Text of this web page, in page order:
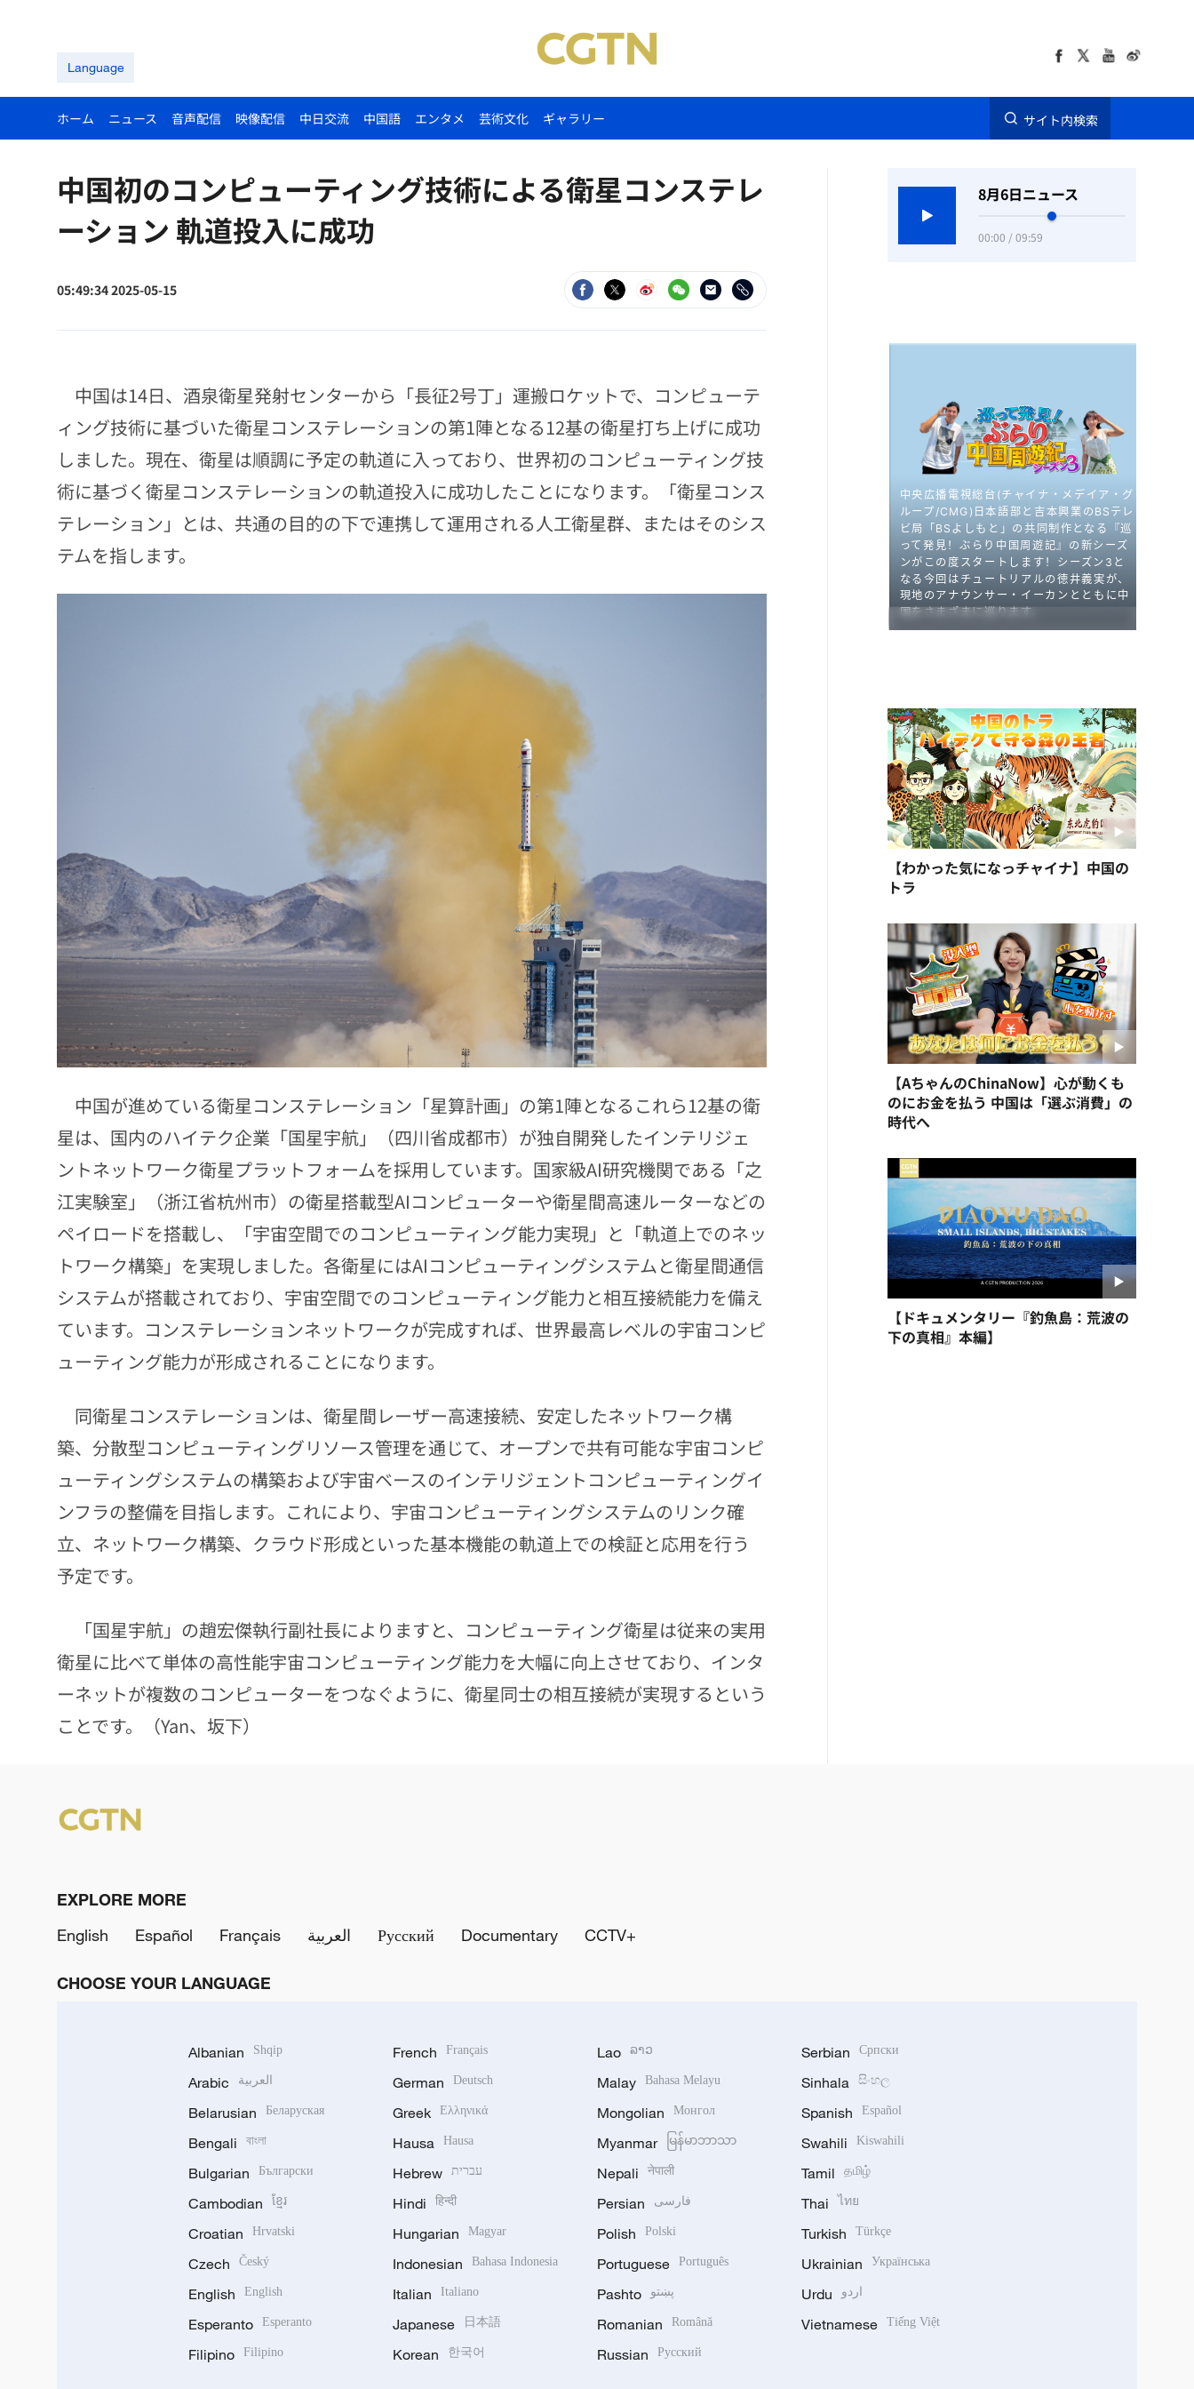
Language
ホーム ニュース 音声配信 映像配信 中日交流 中国語 エンタメ 芸術文化 ギャラリー サイト内検索
中国初のコンピューティング技術による衛星コンステレ
ーション 軌道投入に成功
05:49:34 2025-05-15
中国は14日、酒泉衛星発射センターから「長征2号丁」運搬ロケットで、コンピューテ
ィング技術に基づいた衛星コンステレーションの第1陣となる12基の衛星打ち上げに成功
しました。現在、衛星は順調に予定の軌道に入っており、世界初のコンピューティング技
術に基づく衛星コンステレーションの軌道投入に成功したことになります。「衛星コンス
テレーション」とは、共通の目的の下で連携して運用される人工衛星群、またはそのシス
テムを指します。
中国が進めている衛星コンステレーション「星算計画」の第1陣となるこれら12基の衛
星は、国内のハイテク企業「国星宇航」（四川省成都市）が独自開発したインテリジェ
ントネットワーク衛星プラットフォームを採用しています。国家級AI研究機関である「之
江実験室」（浙江省杭州市）の衛星搭載型AIコンピューターや衛星間高速ルーターなどの
ペイロードを搭載し、「宇宙空間でのコンピューティング能力実現」と「軌道上でのネッ
トワーク構築」を実現しました。各衛星にはAIコンピューティングシステムと衛星間通信
システムが搭載されており、宇宙空間でのコンピューティング能力と相互接続能力を備え
ています。コンステレーションネットワークが完成すれば、世界最高レベルの宇宙コンピ
ューティング能力が形成されることになります。
同衛星コンステレーションは、衛星間レーザー高速接続、安定したネットワーク構
築、分散型コンピューティングリソース管理を通じて、オープンで共有可能な宇宙コンピ
ューティングシステムの構築および宇宙ベースのインテリジェントコンピューティングイ
ンフラの整備を目指します。これにより、宇宙コンピューティングシステムのリンク確
立、ネットワーク構築、クラウド形成といった基本機能の軌道上での検証と応用を行う
予定です。
「国星宇航」の趙宏傑執行副社長によりますと、コンピューティング衛星は従来の実用
衛星に比べて単体の高性能宇宙コンピューティング能力を大幅に向上させており、インタ
ーネットが複数のコンピューターをつなぐように、衛星同士の相互接続が実現するという
ことです。（Yan、坂下）
8月6日ニュース
00:00 / 09:59
【わかった気になっチャイナ】中国の
トラ
【AちゃんのChinaNow】心が動くも
のにお金を払う 中国は「選ぶ消費」の
時代へ
【ドキュメンタリー『釣魚島：荒波の
下の真相』本編】
EXPLORE MORE
English
Español Français العربية Русский Documentary CCTV+
CHOOSE YOUR LANGUAGE
Albanian Shqip
Arabic العربية
Belarusian Беларуская
Bengali বাংলা
Bulgarian Български
Cambodian ខ្មែរ
Croatian Hrvatski
Czech Český
English English
Esperanto Esperanto
Filipino Filipino
French Français
German Deutsch
Greek Ελληνικά
Hausa Hausa
Hebrew עברית
Hindi हिन्दी
Hungarian Magyar
Indonesian Bahasa Indonesia
Italian Italiano
Japanese 日本語
Korean 한국어
Lao ລາວ
Malay Bahasa Melayu
Mongolian Монгол
Myanmar မြန်မာဘာသာ
Nepali नेपाली
Persian فارسی
Polish Polski
Portuguese Português
Pashto پښتو
Romanian Română
Russian Русский
Serbian Српски
Sinhala සිංහල
Spanish Español
Swahili Kiswahili
Tamil தமிழ்
Thai ไทย
Turkish Türkçe
Ukrainian Українська
Urdu اردو
Vietnamese Tiếng Việt